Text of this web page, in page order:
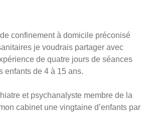
confinement à domicile préconisé
je voudrais partager avec
de quatre jours de séances
enfants de 4 à 15 ans.
et psychanalyste membre de la
cabinet une vingtaine d’enfants par